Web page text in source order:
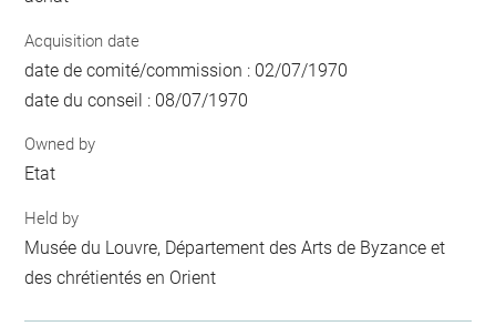
Acquisition date
date de comité/commission : 02/07/1970
date du conseil : 08/07/1970
Owned by
Etat
Held by
Musée du Louvre, Département des Arts de Byzance et
des chrétientés en Orient